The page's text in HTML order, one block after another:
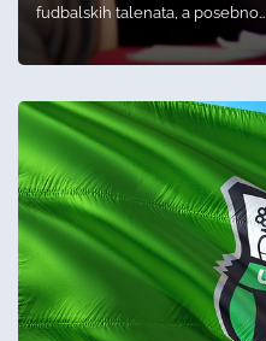
fudbalskih talenata, a posebno…